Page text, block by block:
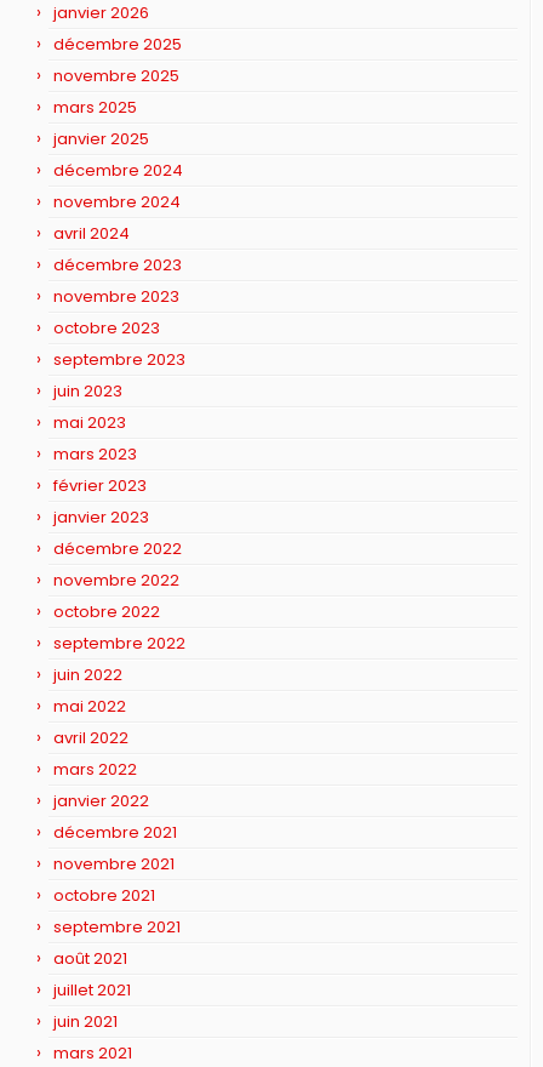
janvier 2026
décembre 2025
novembre 2025
mars 2025
janvier 2025
décembre 2024
novembre 2024
avril 2024
décembre 2023
novembre 2023
octobre 2023
septembre 2023
juin 2023
mai 2023
mars 2023
février 2023
janvier 2023
décembre 2022
novembre 2022
octobre 2022
septembre 2022
juin 2022
mai 2022
avril 2022
mars 2022
janvier 2022
décembre 2021
novembre 2021
octobre 2021
septembre 2021
août 2021
juillet 2021
juin 2021
mars 2021